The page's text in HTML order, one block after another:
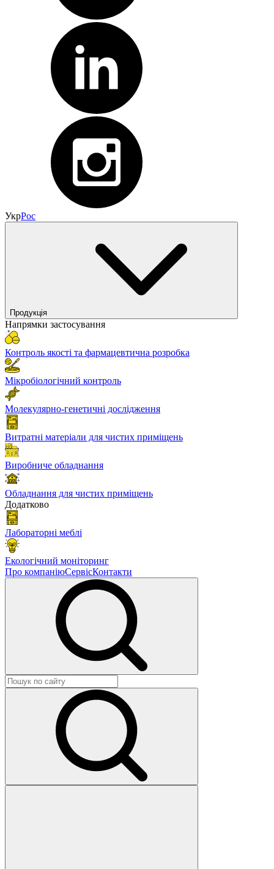
УкрРос
Продукція
Напрямки застосування
Контроль якості та фармацевтична розробка
Мікробіологічний контроль
Молекулярно-генетичні дослідження
Витратні матеріали для чистих приміщень
Виробниче обладнання
Обладнання для чистих приміщень
Додатково
Лабораторні меблі
Екологічний моніторинг
Про компаніюСервісКонтакти